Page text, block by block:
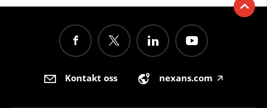
Kontakt oss nexans.com 🡥